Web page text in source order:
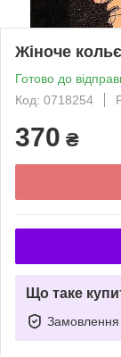
Жіноче
Готово до
Код: 0718254
370 ₴
Що таке
Замовлення